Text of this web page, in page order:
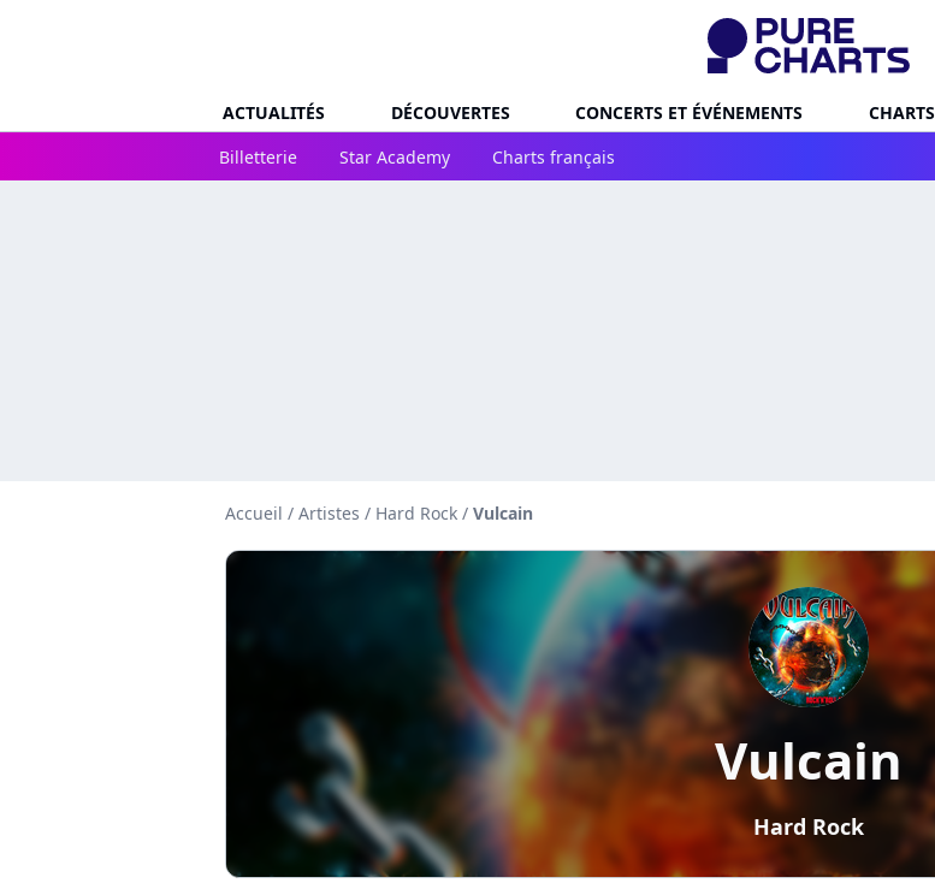
ACTUALITÉS DÉCOUVERTES CONCERTS ET ÉVÉNEMENTS CHARTS
Billetterie
Star Academy Charts français
Accueil / Artistes / Hard Rock / Vulcain
Vulcain
Hard Rock